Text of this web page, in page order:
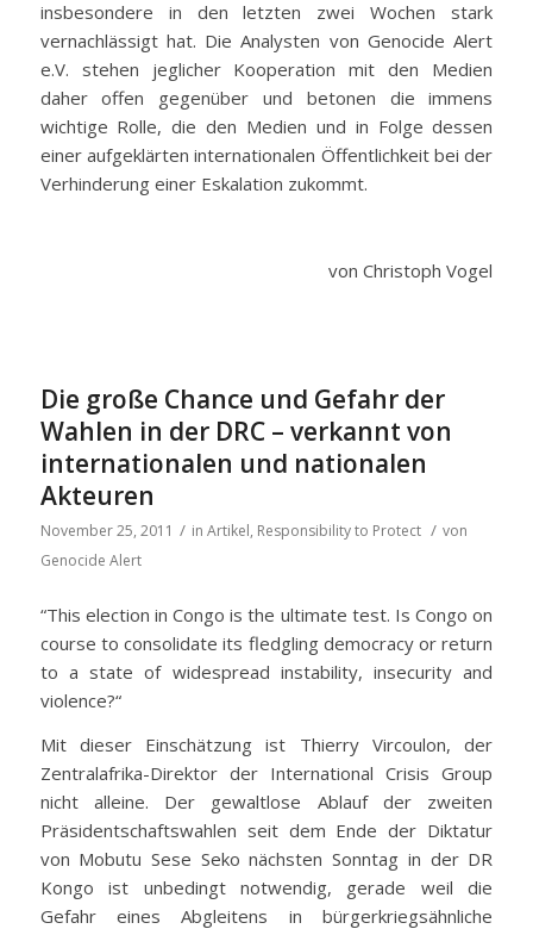
insbesondere in den letzten zwei Wochen stark
vernachlässigt hat. Die Analysten von Genocide Alert
e.V. stehen jeglicher Kooperation mit den Medien
daher offen gegenüber und betonen die immens
wichtige Rolle, die den Medien und in Folge dessen
einer aufgeklärten internationalen Öffentlichkeit bei der
Verhinderung einer Eskalation zukommt.
von Christoph Vogel
Die große Chance und Gefahr der
Wahlen in der DRC – verkannt von
internationalen und nationalen
Akteuren
November 25, 2011 / in Artikel, Responsibility to Protect / von
Genocide Alert
“This election in Congo is the ultimate test. Is Congo on
course to consolidate its fledgling democracy or return
to a state of widespread instability, insecurity and
violence?“
Mit dieser Einschätzung ist Thierry Vircoulon, der
Zentralafrika-Direktor der International Crisis Group
nicht alleine. Der gewaltlose Ablauf der zweiten
Präsidentschaftswahlen seit dem Ende der Diktatur
von Mobutu Sese Seko nächsten Sonntag in der DR
Kongo ist unbedingt notwendig, gerade weil die
Gefahr eines Abgleitens in bürgerkriegsähnliche